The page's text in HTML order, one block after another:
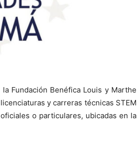
la Fundación Benéfica Louis y Marthe
licenciaturas y carreras técnicas STEM
oficiales o particulares, ubicadas en la